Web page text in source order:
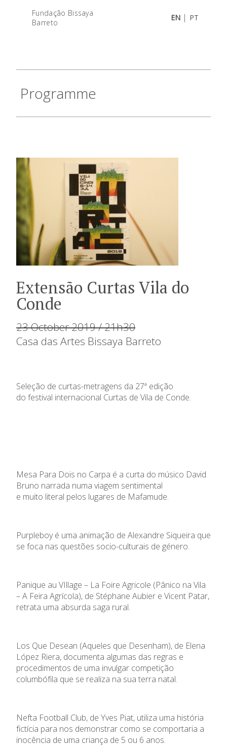
Fundação Bissaya
Barreto
EN | PT
Programme
Extensão Curtas Vila do
Conde
23 October 2019 / 21h30
Casa das Artes Bissaya Barreto
Seleção de curtas-metragens da 27ª edição
do festival internacional Curtas de Vila de Conde.
Mesa Para Dois no Carpa é a curta do músico David
Bruno narrada numa viagem sentimental
e muito literal pelos lugares de Mafamude.
Purpleboy é uma animação de Alexandre Siqueira que
se foca nas questões socio-culturais de género.
Panique au VIllage – La Foire Agricole (Pânico na Vila
– A Feira Agrícola), de Stéphane Aubier e Vicent Patar,
retrata uma absurda saga rural.
Los Que Desean (Aqueles que Desenham), de Elena
López Riera, documenta algumas das regras e
procedimentos de uma invulgar competição
columbófila que se realiza na sua terra natal.
Nefta Football Club, de Yves Piat, utiliza uma história
fictícia para nos demonstrar como se comportaria a
inocência de uma criança de 5 ou 6 anos.